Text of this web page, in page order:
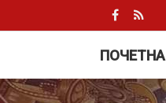
ПОЧЕТНА